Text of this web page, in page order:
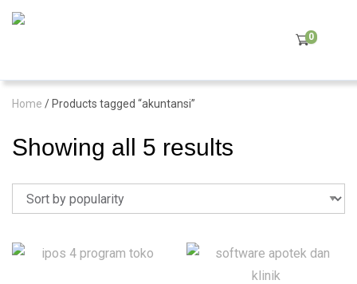
0
Home / Products tagged “akuntansi”
Showing all 5 results
t
e
d